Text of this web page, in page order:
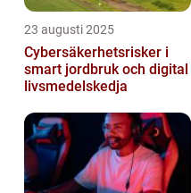
23 augusti 2025
Cybersäkerhetsrisker i
smart jordbruk och digital
livsmedelskedja